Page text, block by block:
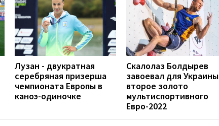
Лузан - двукратная
серебряная призерша
чемпионата Европы в
каноэ-одиночке
Скалолаз Болдырев
завоевал для Украины
второе золото
мультиспортивного
Евро-2022